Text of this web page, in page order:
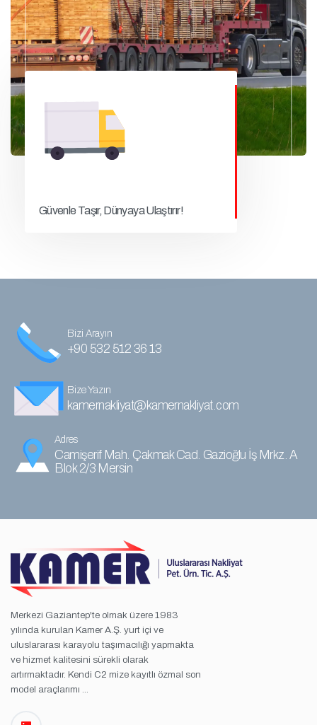
Güvenle Taşır, Dünyaya Ulaştırır!
Bizi Arayın
+90 532 512 36 13
Bize Yazın
kamernakliyat@kamernakliyat.com
Adres
Camişerif Mah. Çakmak Cad. Gazioğlu İş Mrkz. A
Blok 2/3 Mersin
Merkezi Gaziantep'te olmak üzere 1983
yılında kurulan Kamer A.Ş. yurt içi ve
uluslararası karayolu taşımacılığı yapmakta
ve hizmet kalitesini sürekli olarak
artırmaktadır. Kendi C2 mize kayıtlı özmal son
model araçlarımı ...